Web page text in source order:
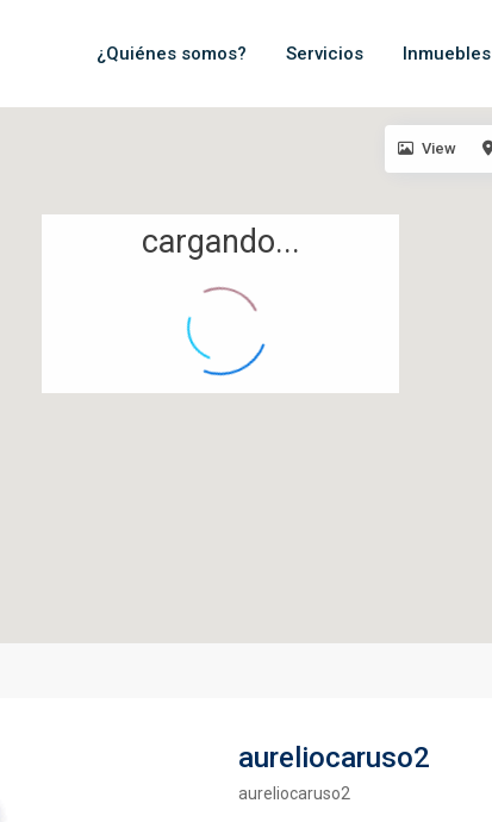
¿Quiénes somos? Servicios Inmuebles
cargando...
View
aureliocaruso2
aureliocaruso2